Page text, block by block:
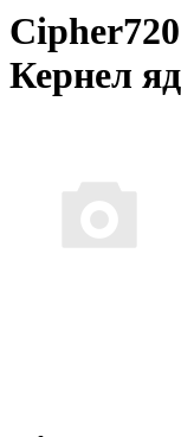
Кернел